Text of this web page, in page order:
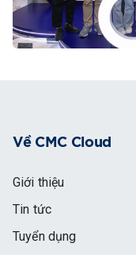
Về CMC Cloud
Giới thiệu
Tin tức
Tuyển dụng